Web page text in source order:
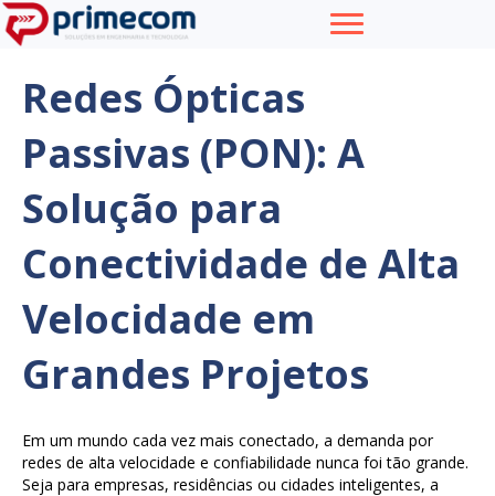
Redes Ópticas
Passivas (PON): A
Solução para
Conectividade de Alta
Velocidade em
Grandes Projetos
Em um mundo cada vez mais conectado, a demanda por
redes de alta velocidade e confiabilidade nunca foi tão grande.
Seja para empresas, residências ou cidades inteligentes, a